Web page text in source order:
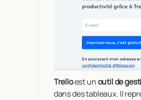
Trelloest unoutil de
dans des tableaux. Il